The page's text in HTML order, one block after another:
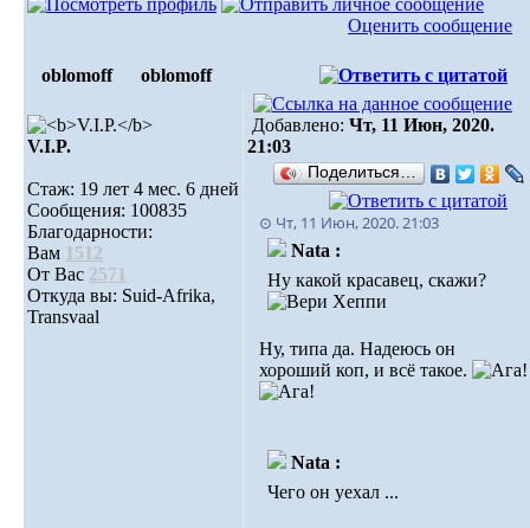
Оценить сообщение
oblomoff oblomoff
V.I.P.
Стаж: 19 лет 4 мес. 6 дней
Сообщения: 100835
Благодарности:
Вам 1512
От Вас 2571
Откуда вы: Suid-Afrika,
Transvaal
Добавлено: Чт, 11 Июн, 2020.
21:03
Поделиться…
⊙ Чт, 11 Июн, 2020. 21:03
Nata :
Ну какой красавец, скажи?
Ну, типа да. Надеюсь он
хороший коп, и всё такое.
Nata :
Чего он уехал ...